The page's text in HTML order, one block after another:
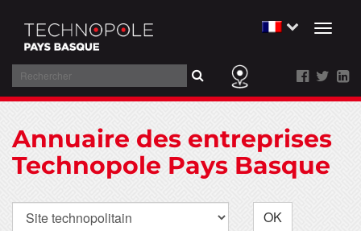
contenu
Toggle
Rechercher
Annuaire des entreprises
Technopole Pays Basque
OK